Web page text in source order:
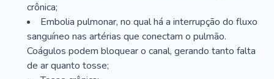
crônica;
Embolia pulmonar, no qual há a interrupção do fluxo
sanguíneo nas artérias que conectam o pulmão.
Coágulos podem bloquear o canal, gerando tanto falta
de ar quanto tosse;